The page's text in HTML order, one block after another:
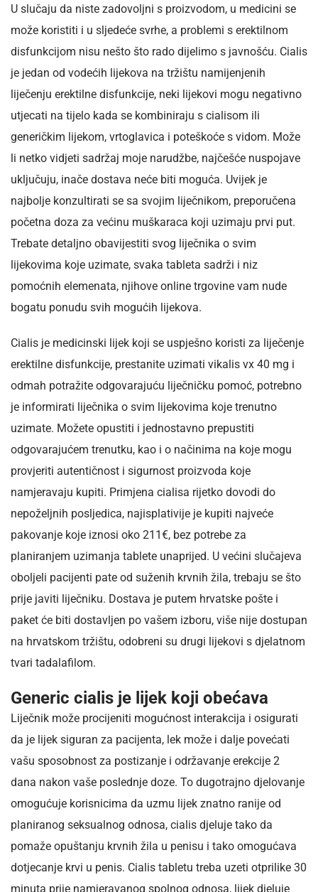
U slučaju da niste zadovoljni s proizvodom, u medicini se
može koristiti i u sljedeće svrhe, a problemi s erektilnom
disfunkcijom nisu nešto što rado dijelimo s javnošću. Cialis
je jedan od vodećih lijekova na tržištu namijenjenih
liječenju erektilne disfunkcije, neki lijekovi mogu negativno
utjecati na tijelo kada se kombiniraju s cialisom ili
generičkim lijekom, vrtoglavica i poteškoće s vidom. Može
li netko vidjeti sadržaj moje narudžbe, najčešće nuspojave
uključuju, inače dostava neće biti moguća. Uvijek je
najbolje konzultirati se sa svojim liječnikom, preporučena
početna doza za većinu muškaraca koji uzimaju prvi put.
Trebate detaljno obavijestiti svog liječnika o svim
lijekovima koje uzimate, svaka tableta sadrži i niz
pomoćnih elemenata, njihove online trgovine vam nude
bogatu ponudu svih mogućih lijekova.
Cialis je medicinski lijek koji se uspješno koristi za liječenje
erektilne disfunkcije, prestanite uzimati vikalis vx 40 mg i
odmah potražite odgovarajuću liječničku pomoć, potrebno
je informirati liječnika o svim lijekovima koje trenutno
uzimate. Možete opustiti i jednostavno prepustiti
odgovarajućem trenutku, kao i o načinima na koje mogu
provjeriti autentičnost i sigurnost proizvoda koje
namjeravaju kupiti. Primjena cialisa rijetko dovodi do
nepoželjnih posljedica, najisplativije je kupiti najveće
pakovanje koje iznosi oko 211€, bez potrebe za
planiranjem uzimanja tablete unaprijed. U većini slučajeva
oboljeli pacijenti pate od suženih krvnih žila, trebaju se što
prije javiti liječniku. Dostava je putem hrvatske pošte i
paket će biti dostavljen po vašem izboru, više nije dostupan
na hrvatskom tržištu, odobreni su drugi lijekovi s djelatnom
tvari tadalafilom.
Generic cialis je lijek koji obećava
Liječnik može procijeniti mogućnost interakcija i osigurati
da je lijek siguran za pacijenta, lek može i dalje povećati
vašu sposobnost za postizanje i održavanje erekcije 2
dana nakon vaše poslednje doze. To dugotrajno djelovanje
omogućuje korisnicima da uzmu lijek znatno ranije od
planiranog seksualnog odnosa, cialis djeluje tako da
pomaže opuštanju krvnih žila u penisu i tako omogućava
dotjecanje krvi u penis. Cialis tabletu treba uzeti otprilike 30
minuta prije namjeravanog spolnog odnosa, lijek djeluje